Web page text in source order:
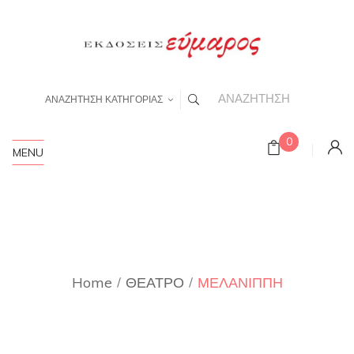
ΑΝΑΖΗΤΗΣΗ ΚΑΤΗΓΟΡΙΑΣ
0
MENU
Home ΘΕΑΤΡΟ ΜΕΛΑΝΙΠΠΗ